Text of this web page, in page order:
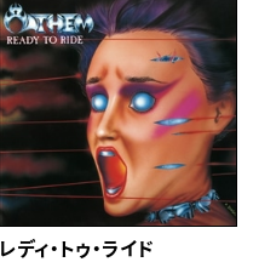
レディ・トゥ・ライド